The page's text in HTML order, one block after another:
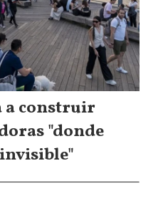
a construir
"donde